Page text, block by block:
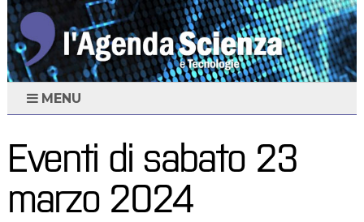
MENU
Eventi di sabato 23
marzo 2024